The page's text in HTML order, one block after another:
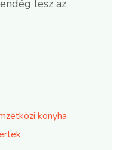
lesz az
konyha